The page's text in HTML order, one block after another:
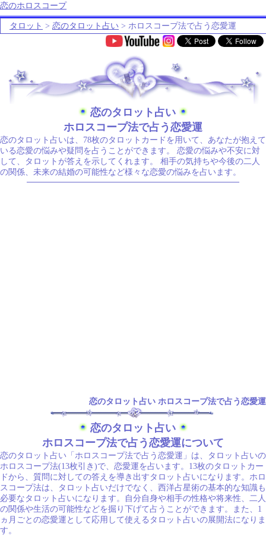
恋のホロスコープ
タロット > 恋のタロット占い > ホロスコープ法で占う恋愛運
.
恋のタロット占い
ホロスコープ法で占う恋愛運
恋のタロット占いは、78枚のタロットカードを用いて、あなたが抱えて
いる恋愛の悩みや疑問を占うことができます。 恋愛の悩みや不安に対
して、タロットが答えを示してくれます。 相手の気持ちや今後の二人
の関係、未来の結婚の可能性など様々な恋愛の悩みを占います。
恋のタロット占い ホロスコープ法で占う恋愛運
恋のタロット占い
ホロスコープ法で占う恋愛運について
恋のタロット占い「ホロスコープ法で占う恋愛運」は、タロット占いの
ホロスコープ法(13枚引き)で、恋愛運を占います。13枚のタロットカー
ドから、質問に対しての答えを導き出すタロット占いになります。ホロ
スコープ法は、タロット占いだけでなく、西洋占星術の基本的な知識も
必要なタロット占いになります。自分自身や相手の性格や将来性、二人
の関係や生活の可能性などを掘り下げて占うことができます。また、1
ヵ月ごとの恋愛運として応用して使えるタロット占いの展開法になりま
す。